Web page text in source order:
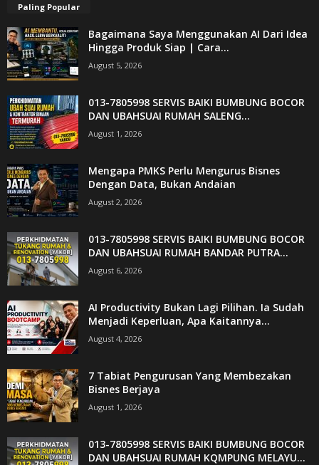
Paling Popular
Bagaimana Saya Menggunakan AI Dari Idea
Hingga Produk Siap | Cara...
August 5, 2026
013-7805998 SERVIS BAIKI BUMBUNG BOCOR
DAN UBAHSUAI RUMAH SALENG...
August 1, 2026
Mengapa PMKS Perlu Mengurus Bisnes
Dengan Data, Bukan Andaian
August 2, 2026
013-7805998 SERVIS BAIKI BUMBUNG BOCOR
DAN UBAHSUAI RUMAH BANDAR PUTRA...
August 6, 2026
AI Productivity Bukan Lagi Pilihan. Ia Sudah
Menjadi Keperluan, Apa Kaitannya...
August 4, 2026
7 Tabiat Pengurusan Yang Membezakan
Bisnes Berjaya
August 1, 2026
013-7805998 SERVIS BAIKI BUMBUNG BOCOR
DAN UBAHSUAI RUMAH KQMPUNG MELAYU...